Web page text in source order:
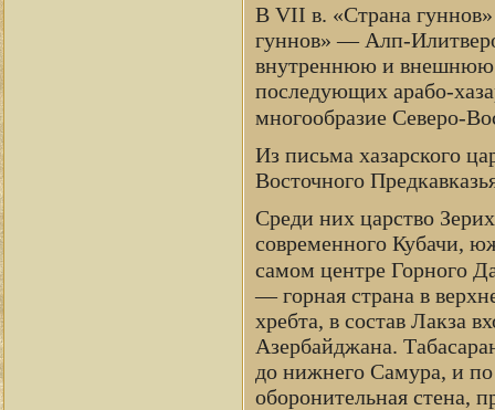
В VII в. «Страна гуннов»
гуннов» — Алп-
внутреннюю и внешнюю
последующих арабо-
многообразие Северо-
Из письма хазарского
Восточного
Среди них царство
современного Кубачи,
самом центре Горного
— горная страна в
хребта, в состав Лакза
Азербайджана.
до нижнего Самура, и по
оборонительная стена,